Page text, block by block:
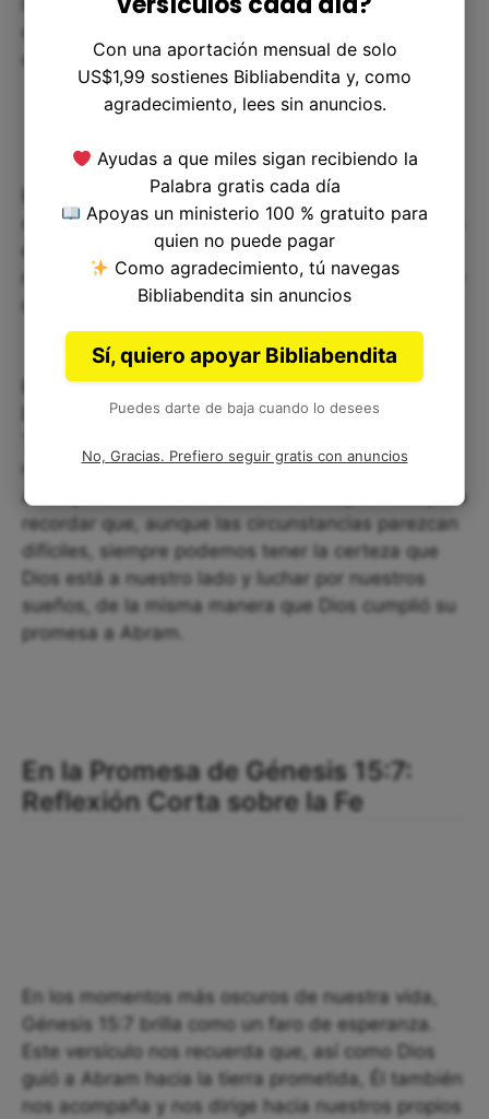
la certeza de que, aunque no entendamos las
cumplirá sus promesas en nuestros corazones.
Este versículo también nos puede ayudar a luchar
contra la desesperanza. Cuando nos encontramos
en una situación de incertidumbre podemos
recordar que Dios tiene planes para nuestra vida y
que Él siempre brindará su apoyo.
El versículo de Génesis 15:7 nos recuerda que
Dios siempre cumple sus promesas y nos cuida.
relación con Dios, y cómo debemos confiar en su
amor y misericordia. Utilicemos esta promesa para
recordar que, aunque las circunstancias parezcan
difíciles, siempre podemos tener la certeza que
Dios está a nuestro lado y luchar por nuestros
sueños, de la misma manera que Dios cumplió su
promesa a Abram.
En la Promesa de Génesis 15:7:
Reflexión Corta sobre la Fe
En los momentos más oscuros de nuestra vida,
Génesis 15:7 brilla como un faro de esperanza.
Este versículo nos recuerda que, así como Dios
guió a Abram hacia la tierra prometida, Él también
nos acompaña y nos dirige hacia nuestros propios
Con una aportación mensual de solo
US$1,99 sostienes Bibliabendita y, como
agradecimiento, lees sin anuncios.
Ayudas a que miles sigan recibiendo la
Palabra gratis cada día
Apoyas un ministerio 100 % gratuito para
quien no puede pagar
Como agradecimiento, tú navegas
Bibliabendita sin anuncios
Sí, quiero apoyar Bibliabendita
Puedes darte de baja cuando lo desees
No, Gracias. Prefiero seguir gratis con anuncios